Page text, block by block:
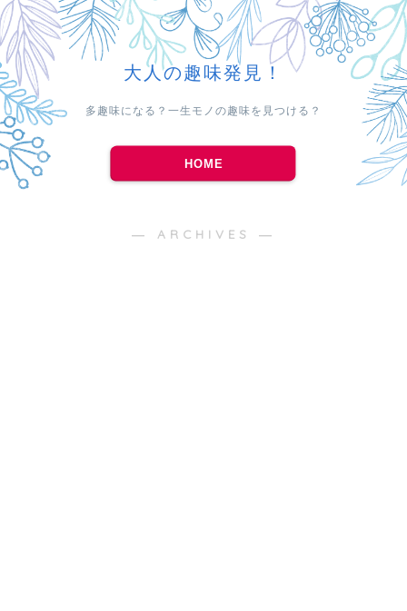
大人の趣味発見！
多趣味になる？一生モノの趣味を見つける？
HOME
― ARCHIVES ―